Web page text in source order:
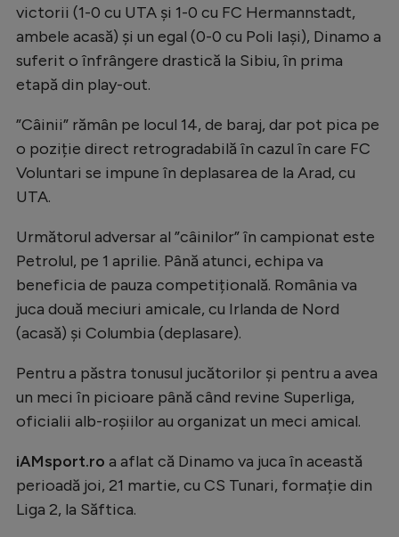
Handbal
Natație
Formula 1
Gimnastică
Auto
Alte sporturi
JO 2024
JO 2026
Creează cont
victorii (1-0 cu UTA și 1-0 cu FC Hermannstadt,
ambele acasă) și un egal (0-0 cu Poli Iași), Dinamo a
suferit o înfrângere drastică la Sibiu, în prima
etapă din play-out.
”Câinii” rămân pe locul 14, de baraj, dar pot pica pe
o poziție direct retrogradabilă în cazul în care FC
Voluntari se impune în deplasarea de la Arad, cu
UTA.
Următorul adversar al ”câinilor” în campionat este
Petrolul, pe 1 aprilie. Până atunci, echipa va
beneficia de pauza competițională. România va
juca două meciuri amicale, cu Irlanda de Nord
(acasă) și Columbia (deplasare).
Pentru a păstra tonusul jucătorilor și pentru a avea
un meci în picioare până când revine Superliga,
oficialii alb-roșiilor au organizat un meci amical.
iAMsport.ro a aflat că Dinamo va juca în această
perioadă joi, 21 martie, cu CS Tunari, formație din
Liga 2, la Săftica.